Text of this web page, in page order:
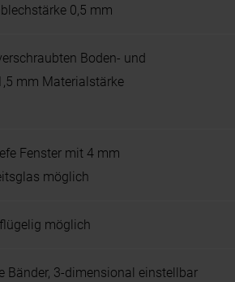
0,5 mm
Boden- und
mm Materialstärke
Fenster mit 4 mm
möglich
möglich
Bänder, 3-dimensional einstellbar